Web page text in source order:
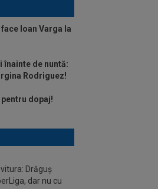
Ioan Varga la
înainte de nuntă:
Rodriguez!
dopaj!
Drăguș
dar nu cu